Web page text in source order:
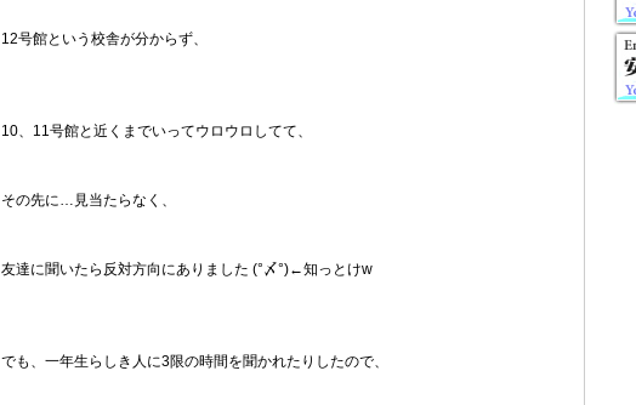
12号館という校舎が分からず、
10、11号館と近くまでいってウロウロしてて、
その先に…見当たらなく、
友達に聞いたら反対方向にありました (°〆°)←知っとけw
でも、一年生らしき人に3限の時間を聞かれたりしたので、